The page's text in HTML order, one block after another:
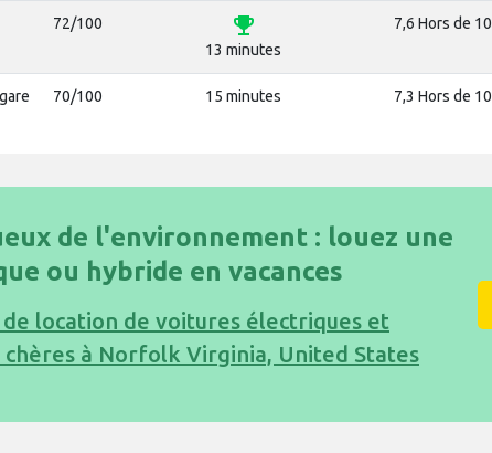
72/100 emoji_events
13 minutes
7,6 Hors de 10
70/100 15 minutes 7,3 Hors de 10
de l'environnement : louez une
ou hybride en vacances
location de voitures électriques et
chères à Norfolk Virginia, United States